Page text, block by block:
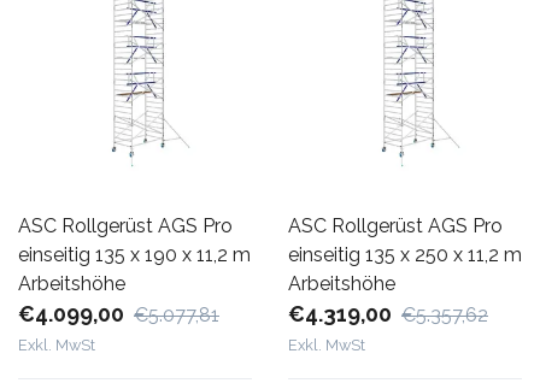
ASC Rollgerüst AGS Pro
einseitig 135 x 190 x 11,2 m
Arbeitshöhe
€4.099,00 €5.077,81
Exkl. MwSt
ASC Rollgerüst AGS Pro
einseitig 135 x 250 x 11,2 m
Arbeitshöhe
€4.319,00 €5.357,62
Exkl. MwSt